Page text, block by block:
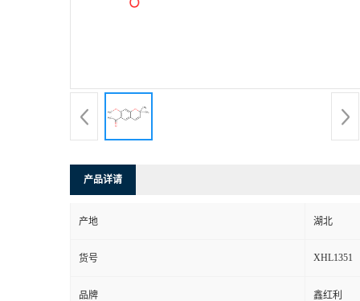
产品详请
产地 湖北
货号 XHL1351
品牌 鑫红利